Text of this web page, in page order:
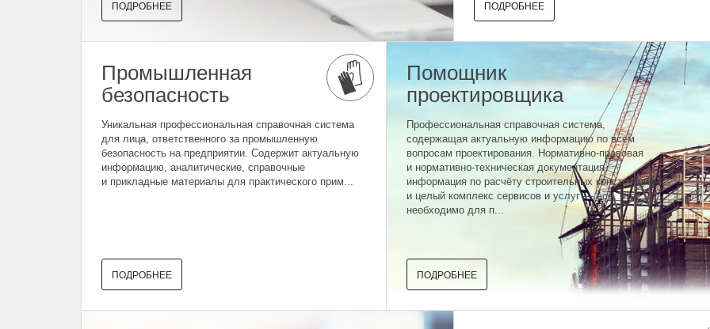
ПОДРОБНЕЕ ПОДРОБНЕЕ
Промышленная
безопасность
Уникальная профессиональная справочная система
для лица, ответственного за промышленную
безопасность на предприятии. Содержит актуальную
информацию, аналитические, справочные
и прикладные материалы для практического прим...
ПОДРОБНЕЕ
Помощник
проектировщика
Профессиональная справочная система,
содержащая актуальную информацию по всем
вопросам проектирования. Нормативно-правовая
и нормативно-техническая документация,
информация по расчёту строительных конструкций
и целый комплекс сервисов и услуг — всё, что
необходимо для п...
ПОДРОБНЕЕ